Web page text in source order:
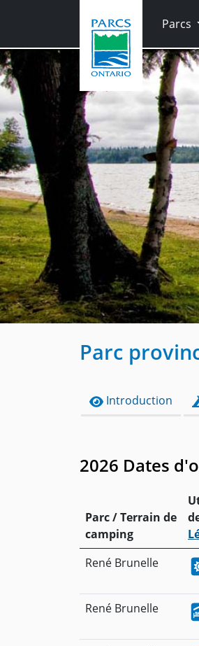
Parcs
Parc
Introduction
2026 Dates
Parc / Terrain de
camping
René Brunelle
René Brunelle